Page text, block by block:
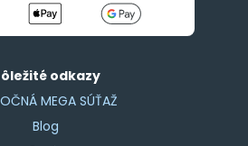
odkazy
MEGA SÚŤAŽ
Blog